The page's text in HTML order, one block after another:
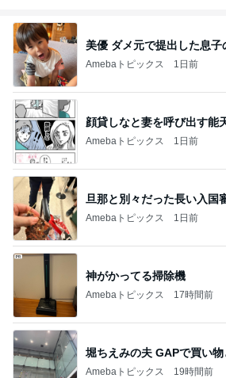
美優 ダメ元で提出した息子
Amebaトピックス 1日前
顔貸しなと妻を呼び出す能
Amebaトピックス 1日前
旦那と別々だった長い入国
Amebaトピックス 1日前
神がかってる掃除機
Amebaトピックス 17時間前
堀ちえみの夫 GAPで買い物
Amebaトピックス 19時間前